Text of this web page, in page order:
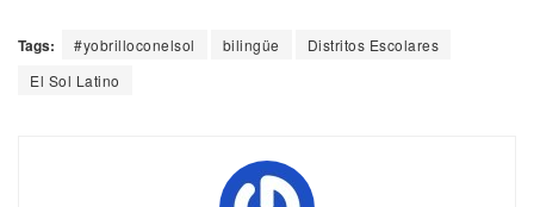
Tags: #yobrilloconelsol bilingüe
Distritos Escolares
El Sol Latino